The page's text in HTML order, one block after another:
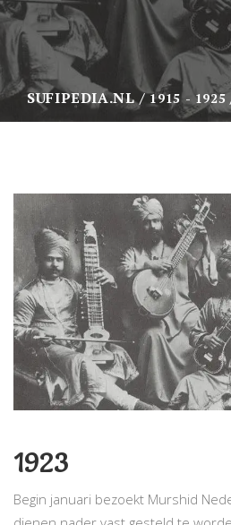
SUFIPEDIA.NL 1915 - 1925
1923
Begin januari bezoekt Murshid